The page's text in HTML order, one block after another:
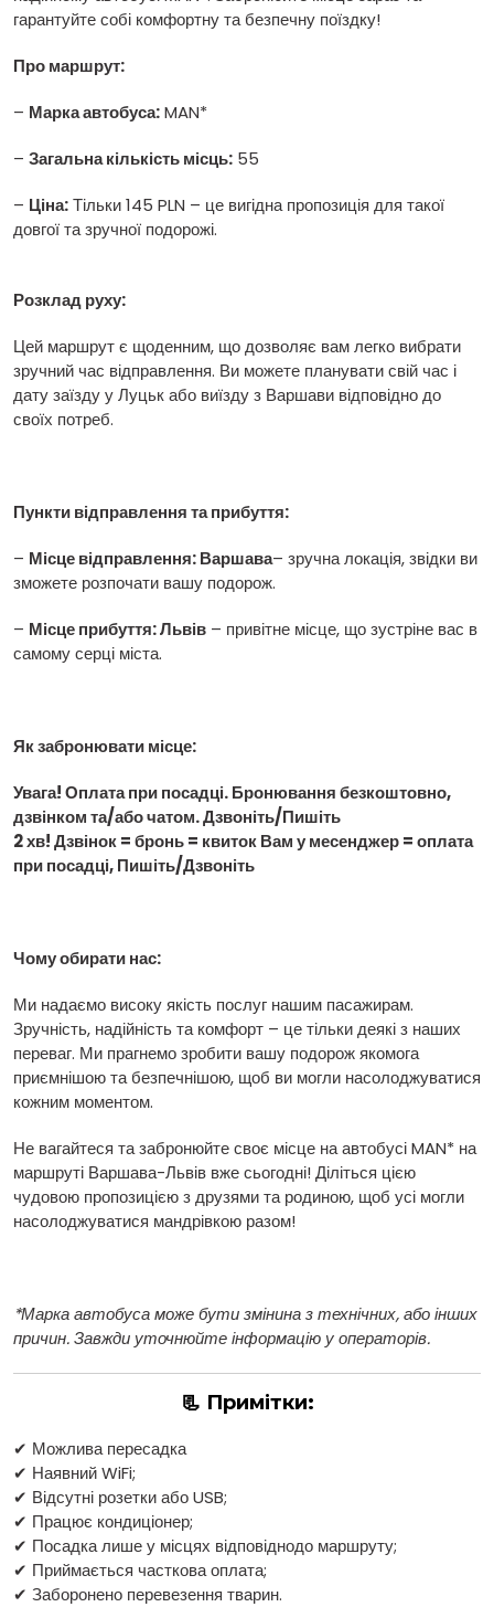
гарантуйте собі комфортну та безпечну поїздку!
Про маршрут:
– Марка автобуса:MAN*
– Загальна кількість місць: 55
– Ціна:Тільки 145 PLN – це вигідна пропозиція для такої
довгої та зручної подорожі.
Розклад руху:
Цей маршрут є щоденним, що дозволяє вам легко вибрати
зручний час відправлення. Ви можете планувати свій час і
дату заїзду у Луцьк або виїзду з Варшави відповідно до
своїх потреб.
Пункти відправлення та прибуття:
– Місце відправлення: Варшава– зручна локація, звідки ви
зможете розпочати вашу подорож.
– Місце прибуття: Львів – привітне місце, що зустріне вас в
самому серці міста.
Як забронювати місце:
Увага! Оплата при посадці. Бронювання безкоштовно,
дзвінком та/або чатом. Дзвоніть/Пишіть
2 хв! Дзвінок = бронь = квиток Вам у месенджер = оплата
при посадці, Пишіть/Дзвоніть
Чому обирати нас:
Ми надаємо високу якість послуг нашим пасажирам.
Зручність, надійність та комфорт – це тільки деякі з наших
переваг. Ми прагнемо зробити вашу подорож якомога
приємнішою та безпечнішою, щоб ви могли насолоджуватися
кожним моментом.
Не вагайтеся та забронюйте своє місце на автобусі MAN* на
маршруті Варшава-Львів вже сьогодні! Діліться цією
чудовою пропозицією з друзями та родиною, щоб усі могли
насолоджуватися мандрівкою разом!
*Марка автобуса може бути змінина з технічних, або інших
причин. Завжди уточнюйте інформацію у операторів.
📃 Примітки:
✔ Можлива пересадка
✔ Наявний WiFi;
✔ Відсутні розетки або USB;
✔ Працює кондиціонер;
✔ Посадка лише у місцях відповіднодо маршруту;
✔ Приймається часткова оплата;
✔ Заборонено перевезення тварин.